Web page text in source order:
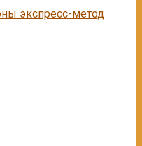
экспресс-метод